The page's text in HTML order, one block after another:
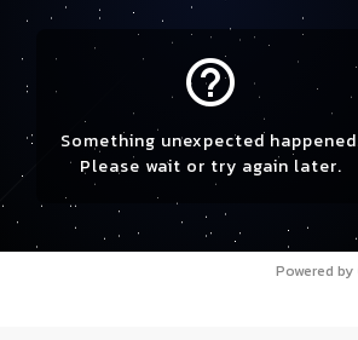
help_outline
Something unexpected
Please wait or try again later.
Powered by